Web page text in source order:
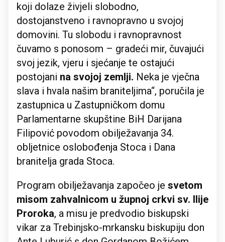
koji dolaze živjeli slobodno,
dostojanstveno i ravnopravno u svojoj
domovini. Tu slobodu i ravnopravnost
čuvamo s ponosom – gradeći mir, čuvajući
svoj jezik, vjeru i sjećanje te ostajući
postojani na svojoj zemlji. Neka je vječna
slava i hvala našim braniteljima“, poručila je
zastupnica u Zastupničkom domu
Parlamentarne skupštine BiH Darijana
Filipović povodom obilježavanja 34.
obljetnice oslobođenja Stoca i Dana
branitelja grada Stoca.
Program obilježavanja započeo je svetom
misom zahvalnicom u župnoj crkvi sv. Ilije
Proroka, a misu je predvodio biskupski
vikar za Trebinjsko-mrkansku biskupiju don